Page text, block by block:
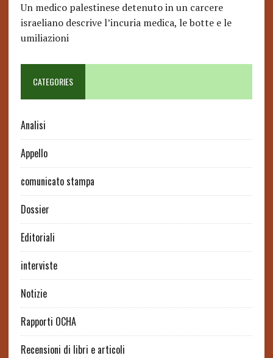
Un medico palestinese detenuto in un carcere
israeliano descrive l’incuria medica, le botte e le
umiliazioni
CATEGORIES
Analisi
Appello
comunicato stampa
Dossier
Editoriali
interviste
Notizie
Rapporti OCHA
Recensioni di libri e articoli